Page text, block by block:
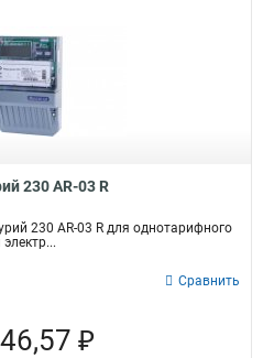
230 AR-03 R
230 AR-03 R для однотарифного
Сравнить
₽